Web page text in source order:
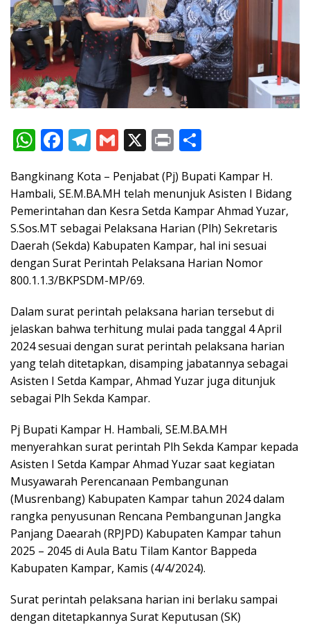
W
at
s
A
p
p
F
e
b
o
o
k
T
e
gr
a
m
G
ai
l
X Pr
t ar
e
Bangkinang Kota – Penjabat (Pj) Bupati Kampar H.
Hambali, SE.M.BA.MH telah menunjuk Asisten I Bidang
Pemerintahan dan Kesra Setda Kampar Ahmad Yuzar,
S.Sos.MT sebagai Pelaksana Harian (Plh) Sekretaris
Daerah (Sekda) Kabupaten Kampar, hal ini sesuai
dengan Surat Perintah Pelaksana Harian Nomor
800.1.1.3/BKPSDM-MP/69.
Dalam surat perintah pelaksana harian tersebut di
jelaskan bahwa terhitung mulai pada tanggal 4 April
2024 sesuai dengan surat perintah pelaksana harian
yang telah ditetapkan, disamping jabatannya sebagai
Asisten I Setda Kampar, Ahmad Yuzar juga ditunjuk
sebagai Plh Sekda Kampar.
Pj Bupati Kampar H. Hambali, SE.M.BA.MH
menyerahkan surat perintah Plh Sekda Kampar kepada
Asisten I Setda Kampar Ahmad Yuzar saat kegiatan
Musyawarah Perencanaan Pembangunan
(Musrenbang) Kabupaten Kampar tahun 2024 dalam
rangka penyusunan Rencana Pembangunan Jangka
Panjang Daearah (RPJPD) Kabupaten Kampar tahun
2025 – 2045 di Aula Batu Tilam Kantor Bappeda
Kabupaten Kampar, Kamis (4/4/2024).
Surat perintah pelaksana harian ini berlaku sampai
dengan ditetapkannya Surat Keputusan (SK)